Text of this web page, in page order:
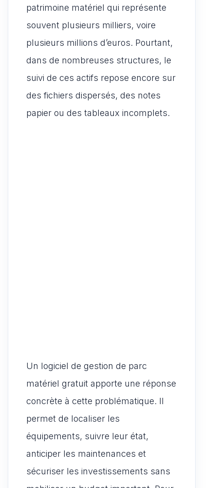
patrimoine matériel qui représente
souvent plusieurs milliers, voire
plusieurs millions d’euros. Pourtant,
dans de nombreuses structures, le
suivi de ces actifs repose encore sur
des fichiers dispersés, des notes
papier ou des tableaux incomplets.
Un logiciel de gestion de parc
matériel gratuit apporte une réponse
concrète à cette problématique. Il
permet de localiser les
équipements, suivre leur état,
anticiper les maintenances et
sécuriser les investissements sans